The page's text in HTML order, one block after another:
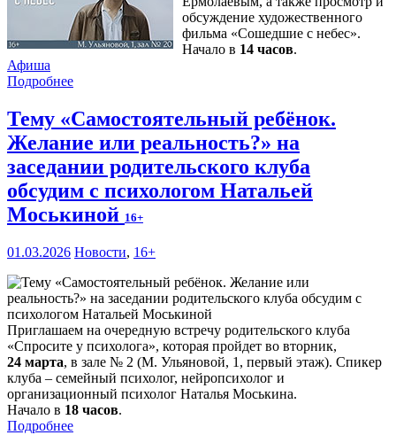
обсуждение художественного
фильма «Сошедшие с небес».
Начало в 14 часов.
Афиша
Подробнее
Тему «Самостоятельный ребёнок.
Желание или реальность?» на
заседании родительского клуба
обсудим с психологом Натальей
Моськиной 16+
01.03.2026 Новости, 16+
Приглашаем на очередную встречу родительского клуба
«Спросите у психолога», которая пройдет во вторник,
24 марта, в зале № 2 (М. Ульяновой, 1, первый этаж). Спикер
клуба – семейный психолог, нейропсихолог и
организационный психолог Наталья Моськина.
Начало в 18 часов.
Подробнее